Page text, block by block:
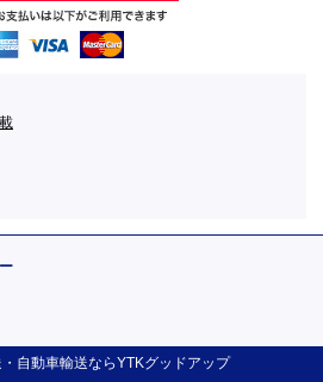
自動車輸送ならYTKグッドアップ